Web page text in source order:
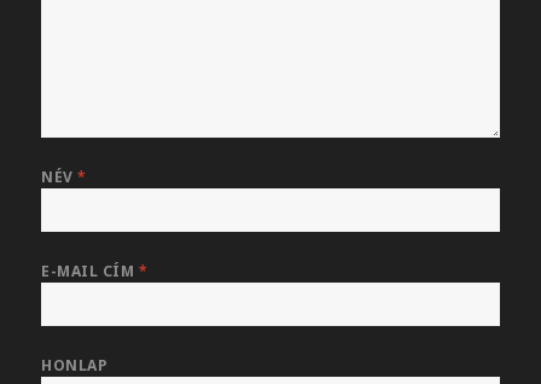
NÉV*
E-MAIL CÍM *
HONLAP